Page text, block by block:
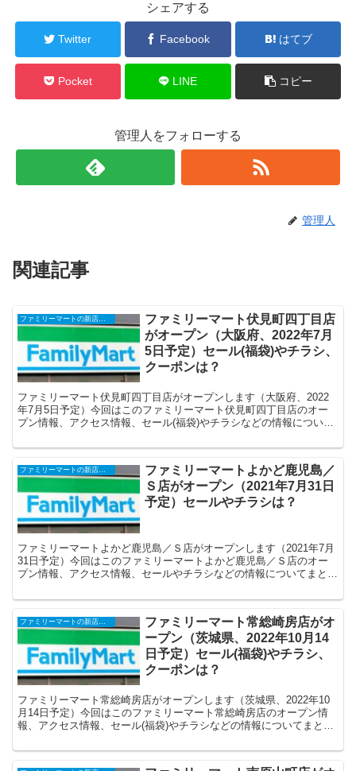
シェアする
Twitter Facebook はてブ
Pocket LINE コピー
管理人をフォローする
管理人
関連記事
ファミリーマート伏見町四丁目店
がオープン（大阪府、2022年7月
5日予定）セール(福袋)やチラシ、
クーポンは？
ファミリーマート伏見町四丁目店がオープンします（大阪府、2022
年7月5日予定）今回はこのファミリーマート伏見町四丁目店のオー
プン情報、アクセス情報、セール(福袋)やチラシなどの情報について
ファミリーマートの新店舗開店・オープンセール(福袋)・閉店、クーポンなど
ファミリーマートよかど鹿児島／
Ｓ店がオープン（2021年7月31日
予定）セールやチラシは？
ファミリーマートよかど鹿児島／Ｓ店がオープンします（2021年7月
31日予定）今回はこのファミリーマートよかど鹿児島／Ｓ店のオー
プン情報、アクセス情報、セールやチラシなどの情報についてまとめ
ファミリーマート常総崎房店がオ
ープン（茨城県、2022年10月14
日予定）セール(福袋)やチラシ、
クーポンは？
ファミリーマート常総崎房店がオープンします（茨城県、2022年10
月14日予定）今回はこのファミリーマート常総崎房店のオープン情
報、アクセス情報、セール(福袋)やチラシなどの情報についてまとめ